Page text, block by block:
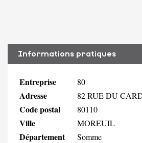
Informations pratiques
Entreprise 80
Adresse 82 RUE DU
Code postal 80110
Ville MOREUIL
Département Somme